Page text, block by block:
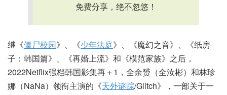
免费分享，绝不忽悠！
继《僵尸校园》、《少年法庭》、《魔幻之音》、《纸房
子：韩国篇》、《再婚上流》和《模范家族》之后，
2022Netflix强档韩国影集再＋1，全余赟（全汝彬）和林珍
娜（NaNa）领衔主演的《天外谜踪/Glitch》，一部关于一